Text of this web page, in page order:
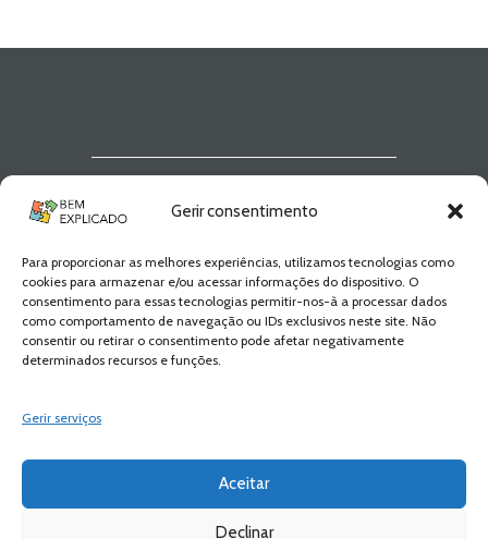
Gerir consentimento
Para proporcionar as melhores experiências, utilizamos tecnologias como
cookies para armazenar e/ou acessar informações do dispositivo. O
consentimento para essas tecnologias permitir-nos-à a processar dados
como comportamento de navegação ou IDs exclusivos neste site. Não
consentir ou retirar o consentimento pode afetar negativamente
determinados recursos e funções.
Gerir serviços
Aceitar
Declinar
Explicado
Fica a par de todas as novidades! Zero
Spam, apenas novidades e novos
conteúdos!